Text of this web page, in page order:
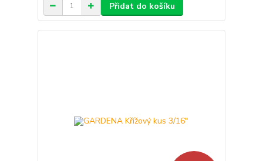
Přidat do košíku